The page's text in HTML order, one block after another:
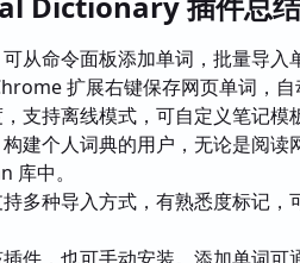
从命令面板添加单词，批量导入
扩展右键保存网页单词，
支持离线模式，可自定义笔记模
构建个人词典的用户，无论是阅
库中。
多种导入方式，有熟悉度标记，